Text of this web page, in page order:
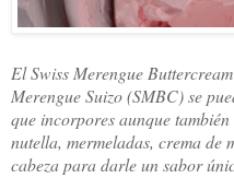
El Swiss Merengue
Merengue Suizo (SMBC) se
que incorpores aunque
nutella, mermeladas, crema de
cabeza para darle un sabor